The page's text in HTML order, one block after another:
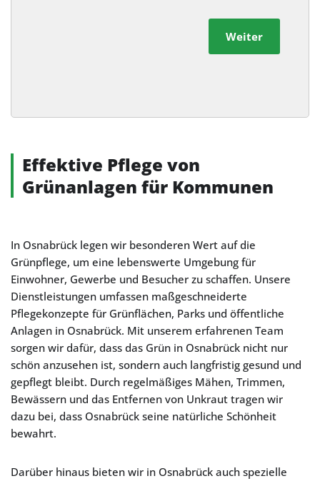
Weiter
Alternative:
Effektive Pflege von
Grünanlagen für Kommunen
In Osnabrück legen wir besonderen Wert auf die
Grünpflege, um eine lebenswerte Umgebung für
Einwohner, Gewerbe und Besucher zu schaffen. Unsere
Dienstleistungen umfassen maßgeschneiderte
Pflegekonzepte für Grünflächen, Parks und öffentliche
Anlagen in Osnabrück. Mit unserem erfahrenen Team
sorgen wir dafür, dass das Grün in Osnabrück nicht nur
schön anzusehen ist, sondern auch langfristig gesund und
gepflegt bleibt. Durch regelmäßiges Mähen, Trimmen,
Bewässern und das Entfernen von Unkraut tragen wir
dazu bei, dass Osnabrück seine natürliche Schönheit
bewahrt.
Darüber hinaus bieten wir in Osnabrück auch spezielle